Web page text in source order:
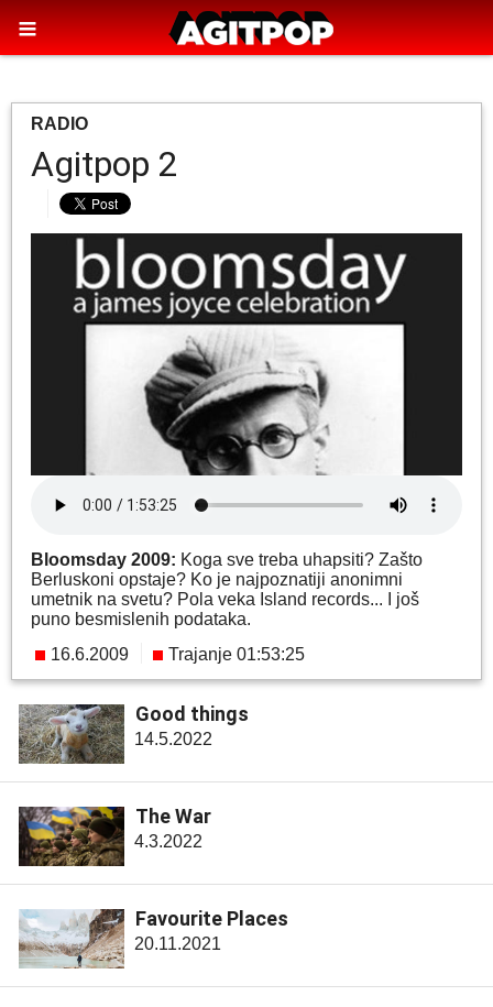
RADIO
Agitpop 2
Bloomsday 2009: Koga sve treba uhapsiti? Zašto
Berluskoni opstaje? Ko je najpoznatiji anonimni
umetnik na svetu? Pola veka Island records... I još
puno besmislenih podataka.
16.6.2009
Trajanje 01:53:25
Good things
14.5.2022
The War
4.3.2022
Favourite Places
20.11.2021